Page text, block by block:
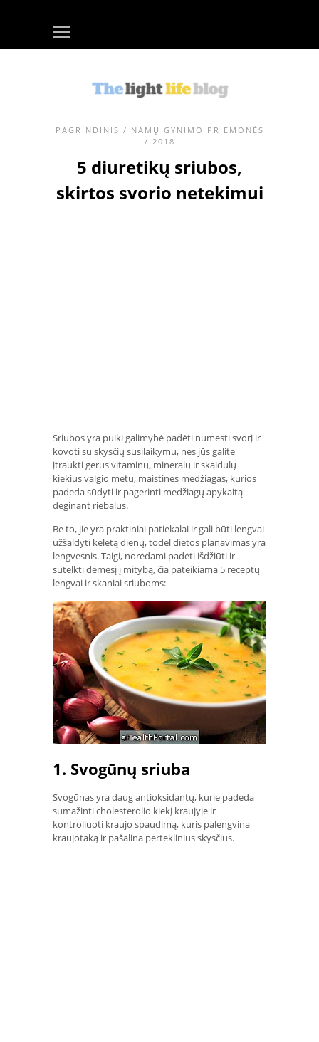
PAGRINDINIS / NAMŲ GYNIMO PRIEMONĖS
/ 2018
5 diuretikų sriubos,
skirtos svorio netekimui
Sriubos yra puiki galimybė padėti numesti svorį ir
kovoti su skysčių susilaikymu, nes jūs galite
įtraukti gerus vitaminų, mineralų ir skaidulų
kiekius valgio metu, maistines medžiagas, kurios
padeda sūdyti ir pagerinti medžiagų apykaitą
deginant riebalus.
Be to, jie yra praktiniai patiekalai ir gali būti lengvai
užšaldyti keletą dienų, todėl dietos planavimas yra
lengvesnis. Taigi, norėdami padėti išdžiūti ir
sutelkti dėmesį į mitybą, čia pateikiama 5 receptų
lengvai ir skaniai sriuboms:
1. Svogūnų sriuba
Svogūnas yra daug antioksidantų, kurie padeda
sumažinti cholesterolio kiekį kraujyje ir
kontroliuoti kraujo spaudimą, kuris palengvina
kraujotaką ir pašalina perteklinius skysčius.